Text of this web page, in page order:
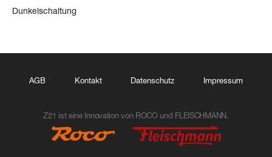
Dunkelschaltung
AGB Kontakt Datenschutz Impressum
Z21 ist eine Innovation von ROCO und FLEISCHMANN.